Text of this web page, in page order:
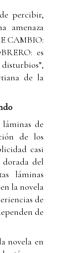
percibir,
amenaza
CAMBIO:
es
de la
láminas de
de los
casi
del
láminas
la novela
de
de
novela en